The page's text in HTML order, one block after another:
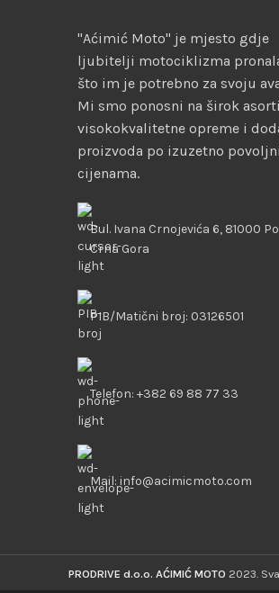
"Aćimić Moto" je mjesto gdje
ljubitelji motociklizma
što im je potrebno za svoju
Mi smo ponosni na širok
visokokvalitetne opreme i
proizvoda po izuzetno
cijenama.
Bul. Ivana Crnojevića 6, 81000
Crna Gora
PIB/Matični broj: 03126501
Telefon: +382 69 88 77 33
Mail: info@acimicmoto.com
PRODRIVE d.o.o. AĆIMIĆ MOTO 2023.